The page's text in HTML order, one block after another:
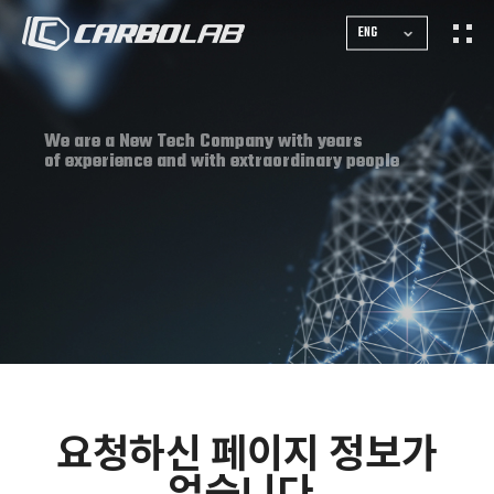
ENG
We are a New Tech Company with years
of experience and with extraordinary people
요청하신 페이지 정보가